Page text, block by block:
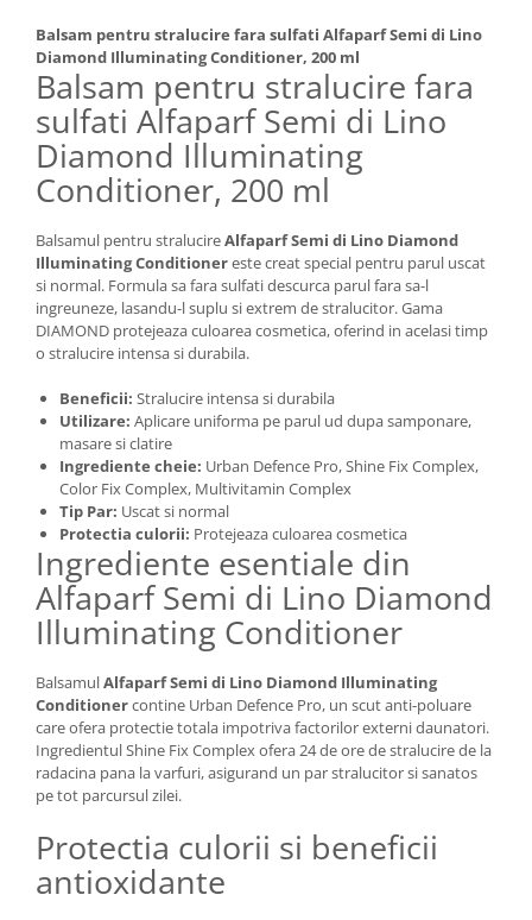
Balsam pentru stralucire fara sulfati Alfaparf Semi di Lino
Diamond Illuminating Conditioner, 200 ml
Balsam pentru stralucire fara
sulfati Alfaparf Semi di Lino
Diamond Illuminating
Conditioner, 200 ml
Balsamul pentru stralucireAlfaparf Semi di Lino Diamond
Illuminating Conditionereste creat special pentru parul uscat
si normal. Formula sa fara sulfati descurca parul fara sa-l
ingreuneze, lasandu-l suplu si extrem de stralucitor. Gama
DIAMOND protejeaza culoarea cosmetica, oferind in acelasi timp
o stralucire intensa si durabila.
Beneficii: Stralucire intensa si durabila
Utilizare: Aplicare uniforma pe parul ud dupa samponare,
masare si clatire
Ingrediente cheie: Urban Defence Pro, Shine Fix Complex,
Color Fix Complex, Multivitamin Complex
Tip Par: Uscat si normal
Protectia culorii: Protejeaza culoarea cosmetica
Ingrediente esentiale din
Alfaparf Semi di Lino Diamond
Illuminating Conditioner
BalsamulAlfaparf Semi di Lino Diamond Illuminating
Conditionercontine Urban Defence Pro, un scut anti-poluare
care ofera protectie totala impotriva factorilor externi daunatori.
Ingredientul Shine Fix Complex ofera 24 de ore de stralucire de la
radacina pana la varfuri, asigurand un par stralucitor si sanatos
pe tot parcursul zilei.
Protectia culorii si beneficii
antioxidante